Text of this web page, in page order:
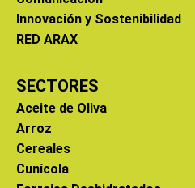
Innovación y Sostenibilidad
RED ARAX
SECTORES
Aceite de Oliva
Arroz
Cereales
Cunícola